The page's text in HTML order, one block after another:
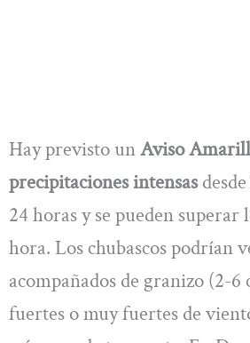
Hay previsto unAviso
precipitaciones intensasdesde
24 horas y se pueden superar
hora. Los chubascos podrían
acompañados de granizo (2-6
fuertes o muy fuertes de